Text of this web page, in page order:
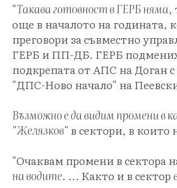
"Такава готовност в ГЕРБ няма,
още в началото на годината,
преговори за съвместно
ГЕРБ и ПП-ДБ. ГЕРБ
подкрепата от АПС на Доган
"ДПС-Ново начало" на
Възможно е да видим промени в
"Желязков" в сектори, в които
"Очаквам промени в сектора
на водите. ... Както и в сектор